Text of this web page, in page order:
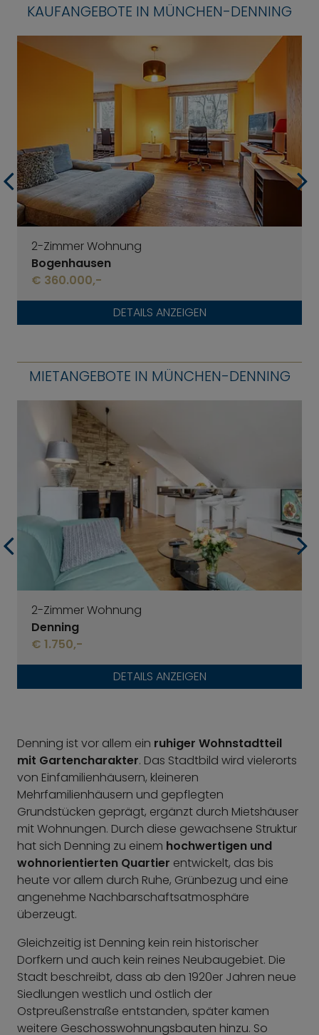
KAUFANGEBOTE IN MÜNCHEN-DENNING
2-Zimmer Wohnung
Bogenhausen
€ 360.000,-
DETAILS ANZEIGEN
MIETANGEBOTE IN MÜNCHEN-DENNING
2-Zimmer Wohnung
Denning
€ 1.750,-
DETAILS ANZEIGEN
Denning ist vor allem ein ruhiger Wohnstadtteil
mit Gartencharakter. Das Stadtbild wird vielerorts
von Einfamilienhäusern, kleineren
Mehrfamilienhäusern und gepflegten
Grundstücken geprägt, ergänzt durch Mietshäuser
mit Wohnungen. Durch diese gewachsene Struktur
hat sich Denning zu einem hochwertigen und
wohnorientierten Quartier entwickelt, das bis
heute vor allem durch Ruhe, Grünbezug und eine
angenehme Nachbarschaftsatmosphäre
überzeugt.
Gleichzeitig ist Denning kein rein historischer
Dorfkern und auch kein reines Neubaugebiet. Die
Stadt beschreibt, dass ab den 1920er Jahren neue
Siedlungen westlich und östlich der
Ostpreußenstraße entstanden, später kamen
weitere Geschosswohnungsbauten hinzu. So